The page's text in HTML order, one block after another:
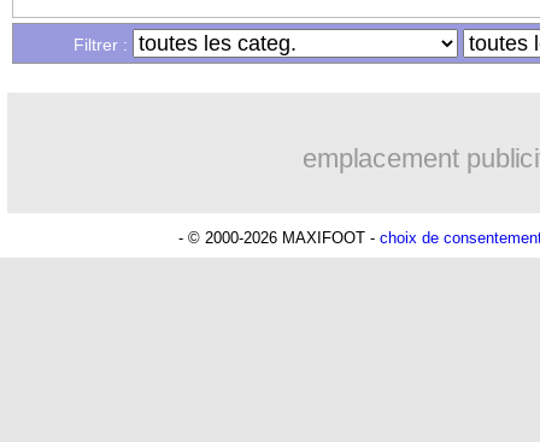
Filtrer :
emplacement
- © 2000-2026 MAXIFOOT - choix de